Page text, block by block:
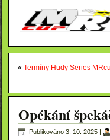
«Termíny Hudy Series
Opékání
Publikováno 3. 10. 2025